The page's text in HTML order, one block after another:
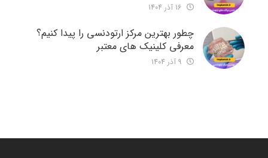
چطور بهترین مرکز ارتودنسی را پیدا کنیم؟
معرفی کلینیک های معتبر